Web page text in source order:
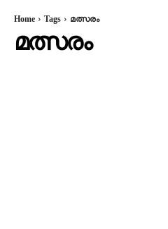
Home Tags മത്സരം
മത്സരം